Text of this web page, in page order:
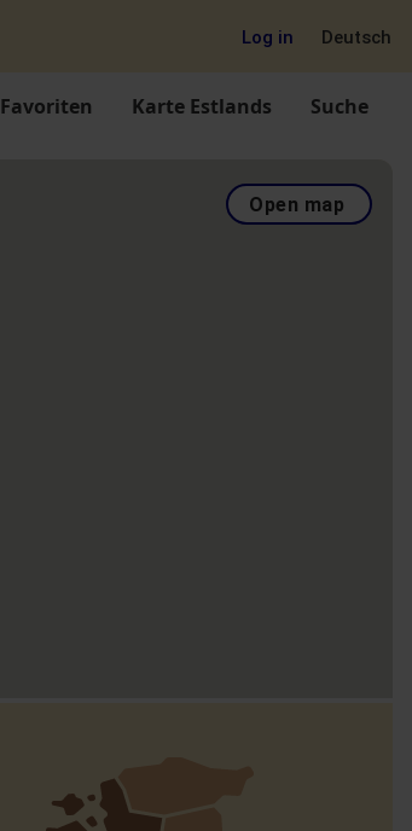
Log in Deutsch
Favoriten Karte Estlands Suche
Open map